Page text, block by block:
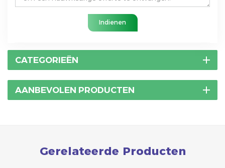
Indienen
CATEGORIEËN
AANBEVOLEN PRODUCTEN
Gerelateerde Producten